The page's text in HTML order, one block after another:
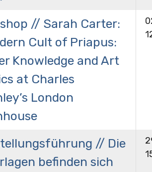
// Sarah Carter:
Cult of Priapus:
Knowledge and Art
at Charles
London
// Die
befinden sich